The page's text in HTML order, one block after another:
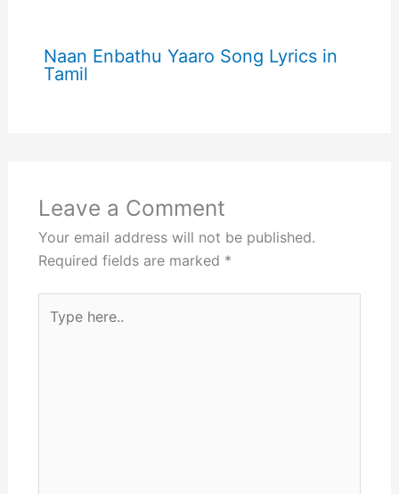
Naan Enbathu Yaaro Song Lyrics in
Tamil
Leave a Comment
Your email address will not be published.
Required fields are marked *
here..